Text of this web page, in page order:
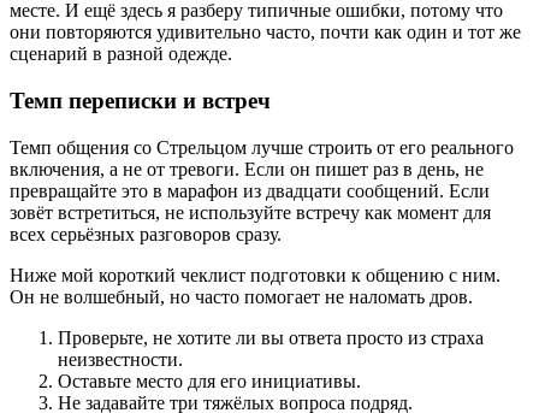
месте. И ещё здесь я разберу типичные ошибки, потому что
они повторяются удивительно часто, почти как один и тот же
сценарий в разной одежде.
Темп переписки и встреч
Темп общения со Стрельцом лучше строить от его реального
включения, а не от тревоги. Если он пишет раз в день, не
превращайте это в марафон из двадцати сообщений. Если
зовёт встретиться, не используйте встречу как момент для
всех серьёзных разговоров сразу.
Ниже мой короткий чеклист подготовки к общению с ним.
Он не волшебный, но часто помогает не наломать дров.
Проверьте, не хотите ли вы ответа просто из страха
неизвестности.
Оставьте место для его инициативы.
Не задавайте три тяжёлых вопроса подряд.